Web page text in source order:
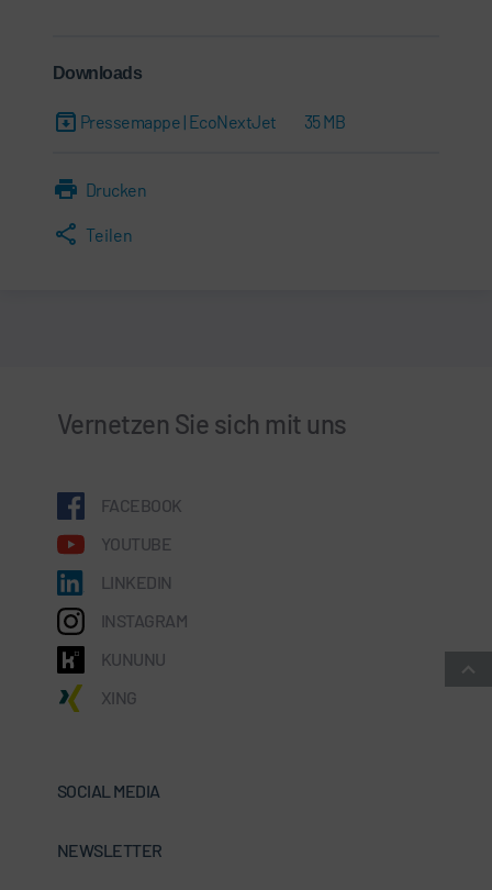
Downloads
Pressemappe | EcoNextJet 35 MB
Drucken
Teilen
Vernetzen Sie sich mit uns
FACEBOOK
YOUTUBE
LINKEDIN
INSTAGRAM
KUNUNU
XING
SOCIAL MEDIA
NEWSLETTER